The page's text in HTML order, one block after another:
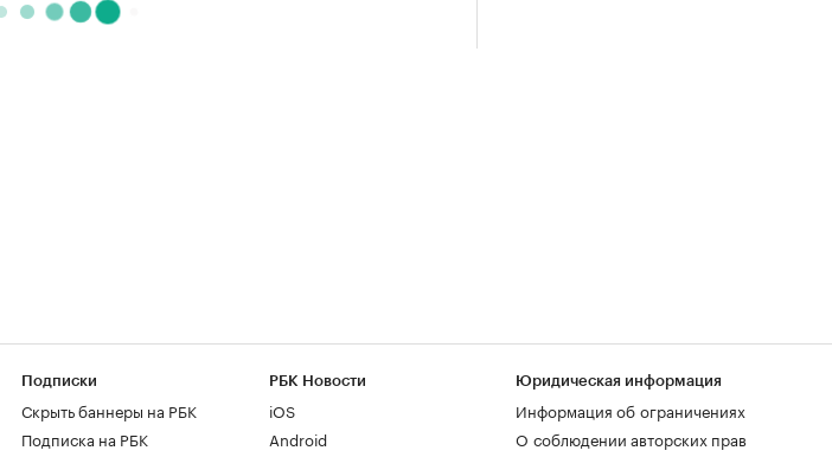
Подписки
Скрыть баннеры на РБК
Подписка на РБК
РБК Новости
iOS
Android
Юридическая информация
Информация об ограничениях
О соблюдении авторских прав